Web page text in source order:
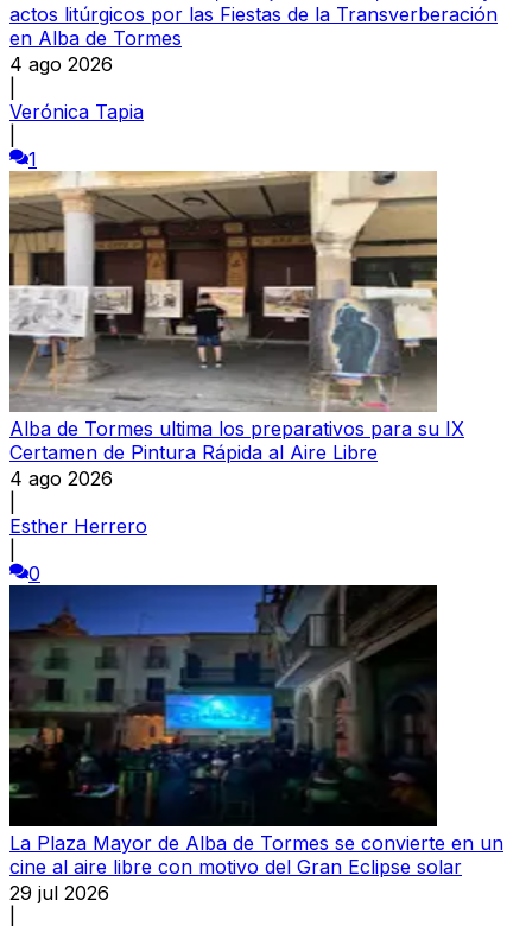
actos litúrgicos por las Fiestas de la Transverberación
en Alba de Tormes
4 ago 2026
Verónica Tapia
1
Alba de Tormes ultima los preparativos para su IX
Certamen de Pintura Rápida al Aire Libre
4 ago 2026
Esther Herrero
0
La Plaza Mayor de Alba de Tormes se convierte en un
cine al aire libre con motivo del Gran Eclipse solar
29 jul 2026